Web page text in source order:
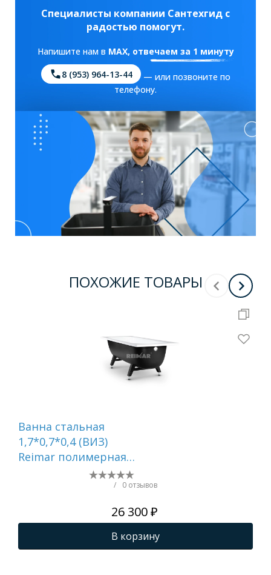
Специалисты компании Сантехгид с
радостью помогут.
Напишите нам в MAX, отвечаем за 1 минуту
8 (953) 964-13-44
— или позвоните по
телефону.
ПОХОЖИЕ ТОВАРЫ
Ванна стальная
1,7*0,7*0,4 (ВИЗ)
Reimar полимерная
"Белая Орхидея"
цв.белый (ОР-01205)
/ 0 отзывов
26 300 ₽
В корзину